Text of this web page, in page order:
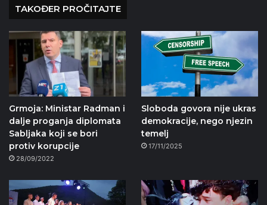
TAKOĐER PROČITAJTE
Grmoja: Ministar Radman i
dalje proganja diplomata
Sabljaka koji se bori
protiv korupcije
28/09/2022
Sloboda govora nije ukras
demokracije, nego njezin
temelj
17/11/2025